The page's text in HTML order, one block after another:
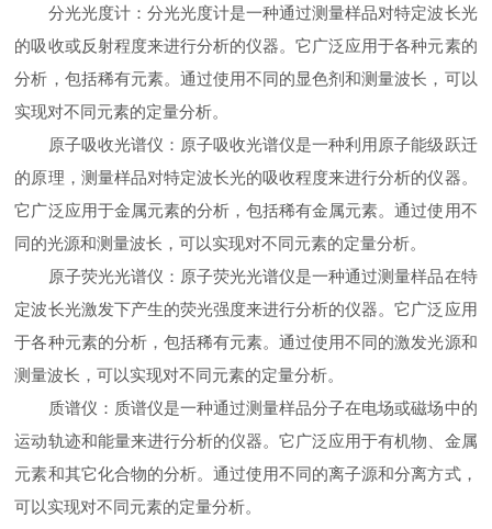
分光光度计：分光光度计是一种通过测量样品对特定波长光
的吸收或反射程度来进行分析的仪器。它广泛应用于各种元素的
分析，包括稀有元素。通过使用不同的显色剂和测量波长，可以
实现对不同元素的定量分析。
原子吸收光谱仪：原子吸收光谱仪是一种利用原子能级跃迁
的原理，测量样品对特定波长光的吸收程度来进行分析的仪器。
它广泛应用于金属元素的分析，包括稀有金属元素。通过使用不
同的光源和测量波长，可以实现对不同元素的定量分析。
原子荧光光谱仪：原子荧光光谱仪是一种通过测量样品在特
定波长光激发下产生的荧光强度来进行分析的仪器。它广泛应用
于各种元素的分析，包括稀有元素。通过使用不同的激发光源和
测量波长，可以实现对不同元素的定量分析。
质谱仪：质谱仪是一种通过测量样品分子在电场或磁场中的
运动轨迹和能量来进行分析的仪器。它广泛应用于有机物、金属
元素和其它化合物的分析。通过使用不同的离子源和分离方式，
可以实现对不同元素的定量分析。